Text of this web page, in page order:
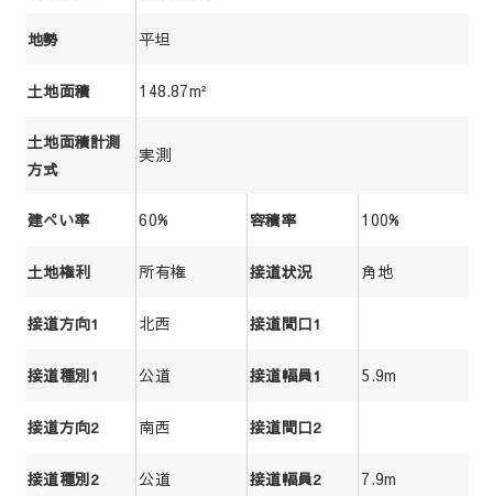
地勢 平坦
土地面積 148.87m²
土地面積計測
方式
実測
建ぺい率 60% 容積率 100%
土地権利 所有権 接道状況 角地
接道方向1 北西 接道間口1
接道種別1 公道 接道幅員1 5.9m
接道方向2 南西 接道間口2
接道種別2 公道 接道幅員2 7.9m